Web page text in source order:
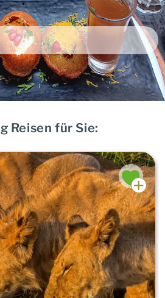
Reisen für Sie: